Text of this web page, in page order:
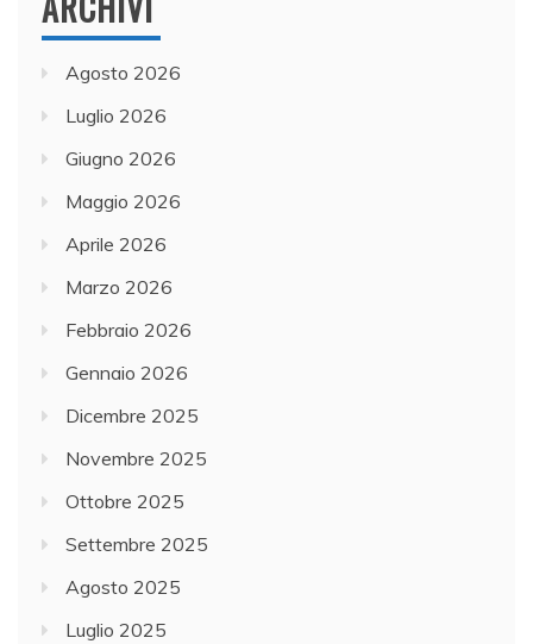
Agosto 2026
Luglio 2026
Giugno 2026
Maggio 2026
Aprile 2026
Marzo 2026
Febbraio 2026
Gennaio 2026
Dicembre 2025
Novembre 2025
Ottobre 2025
Settembre 2025
Agosto 2025
Luglio 2025